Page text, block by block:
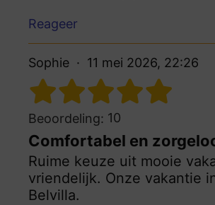
Reageer
Sophie 11 mei 2026, 22:26
Beoordeling: 10
Comfortabel en
Ruime keuze uit mooie
vriendelijk. Onze vakantie
Belvilla.